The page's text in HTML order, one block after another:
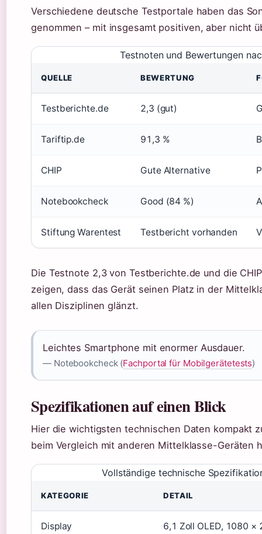
Verschiedene deutsche Testportale haben das
genommen – mit insgesamt positiven, aber nicht
Testnoten und Bewertungen
QUELLE BEWERTUNG
Testberichte.de 2,3 (gut)
Tariftip.de 91,3 %
CHIP Gute Alternative
Notebookcheck Good (84 %)
Stiftung Warentest Testbericht vorhanden
Die Testnote 2,3 von Testberichte.de und die
zeigen, dass das Gerät seinen Platz in der
allen Disziplinen glänzt.
Leichtes Smartphone mit enormer Ausdauer.
— Notebookcheck (Fachportal für Mobilgerätetests)
Spezifikationen auf einen Blick
Hier die wichtigsten technischen Daten kompakt
beim Vergleich mit anderen Mittelklasse-Geräten
Vollständige technische
KATEGORIE DETAIL
Display 6,1 Zoll OLED, 1080 ×